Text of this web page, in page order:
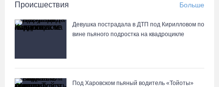
Происшествия Больше
Девушка пострадала в ДТП под Кирилловом по
вине пьяного подростка на квадроцикле
Под Харовском пьяный водитель «Тойоты»